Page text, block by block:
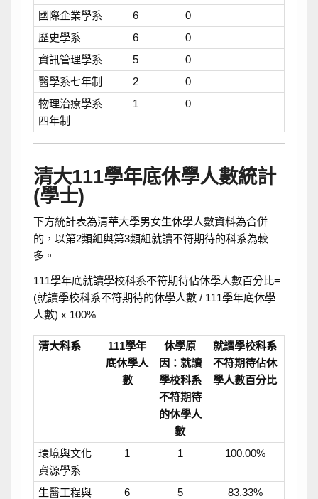
國際企業學系 6
0
歷史學系
6
0
資訊管理學系
5
0
醫學系七年制
2
0
物理治療學系
四年制
1 0
清大111學年底休學人數統計
(學士)
下方統計表為清華大學男女生休學人數資料為合併
的，以第2類組與第3類組就讀不符期待的科系為較
多。
111學年底就讀學校科系不符期待佔休學人數百分比=
(就讀學校科系不符期待的休學人數 / 111學年底休學
人數) x 100%
清大科系
111學年
底休學人
數
休學原
因：就讀
學校科系
不符期待
的休學人
數
就讀學校科系
不符期待佔休
學人數百分比
環境與文化
資源學系
1 1 100.00%
生醫工程與
6 5 83.33%